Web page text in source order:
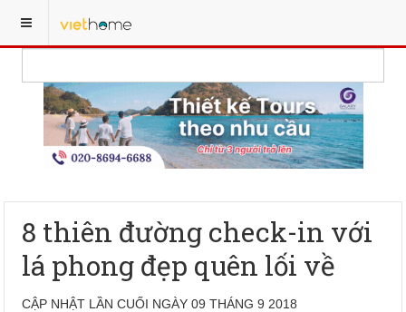
8 thiên đường check-in với
lá phong đẹp quên lối về
CẬP NHẬT LẦN CUỐI NGÀY 09 THÁNG 9 2018